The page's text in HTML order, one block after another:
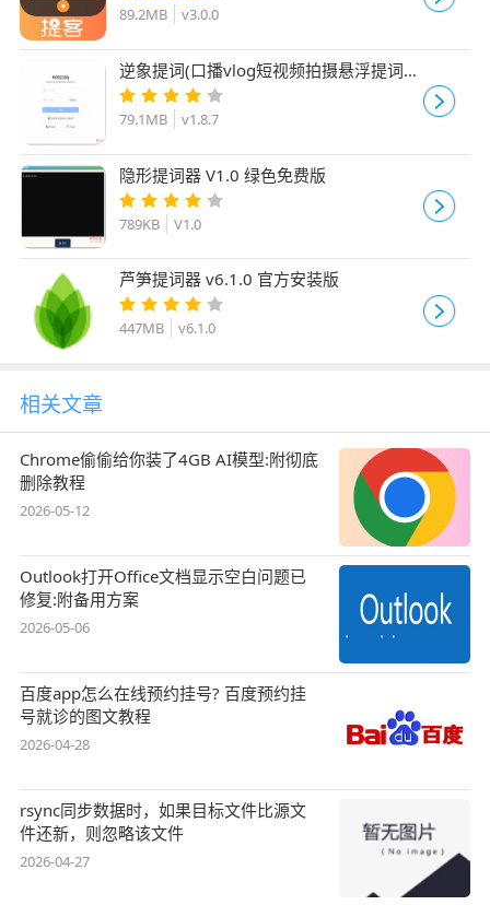
89.2MB v3.0.0
逆象提词(口播vlog短视频拍摄悬浮提词
器) v1.8.7 绿色免安装版
79.1MB v1.8.7
隐形提词器 V1.0 绿色免费版
789KB V1.0
芦笋提词器 v6.1.0 官方安装版
447MB v6.1.0
相关文章
Chrome偷偷给你装了4GB AI模型:附彻底
删除教程
2026-05-12
Outlook打开Office文档显示空白问题已
修复:附备用方案
2026-05-06
百度app怎么在线预约挂号? 百度预约挂
号就诊的图文教程
2026-04-28
rsync同步数据时，如果目标文件比源文
件还新，则忽略该文件
2026-04-27